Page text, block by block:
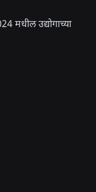
मधील उद्योगाच्या